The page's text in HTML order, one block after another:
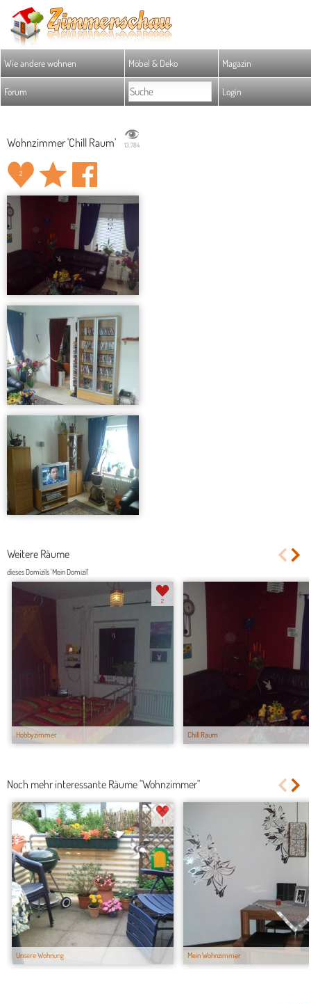
Wie andere wohnen Möbel & Deko Magazin
Forum Login
Wohnzimmer 'Chill Raum' 13.784
2
Weitere Räume
dieses Domizils 'Mein Domizil'
Hobbyzimmer
2
Chill Raum
Noch mehr interessante Räume "Wohnzimmer"
Unsere Wohnung
1
Mein Wohnzimmer